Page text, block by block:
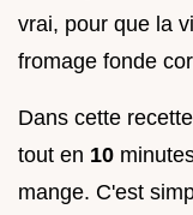
vrai, pour que la
fromage fonde
Dans cette
tout en 10
mange. C'est